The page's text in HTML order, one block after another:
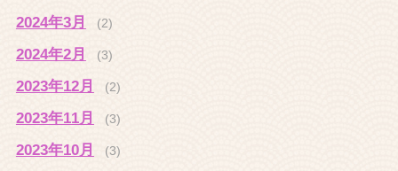
2024年3月 (2)
2024年2月 (3)
2023年12月 (2)
2023年11月 (3)
2023年10月 (3)